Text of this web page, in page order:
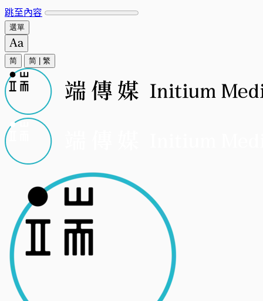
跳至內容
選單
简 简 繁